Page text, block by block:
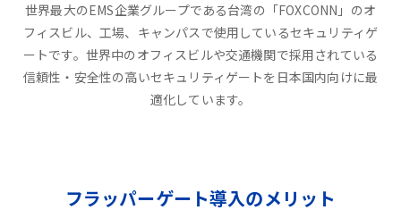
世界最大のEMS企業グループである台湾の「FOXCONN」のオ
フィスビル、工場、キャンパスで使用しているセキュリティゲ
ートです。世界中のオフィスビルや交通機関で採用されている
信頼性・安全性の高いセキュリティゲートを日本国内向けに最
適化しています。
フラッパーゲート導入のメリット